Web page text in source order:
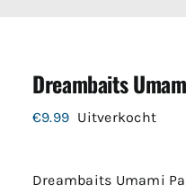
Dreambaits
€9.99 Uitverkocht
Dreambaits Umami